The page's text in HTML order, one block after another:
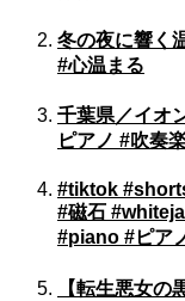
冬の夜に響く
#心温まる
千葉県／イオ
ピアノ #吹奏
#tiktok
#磁石
#piano #ピア
【転生悪女